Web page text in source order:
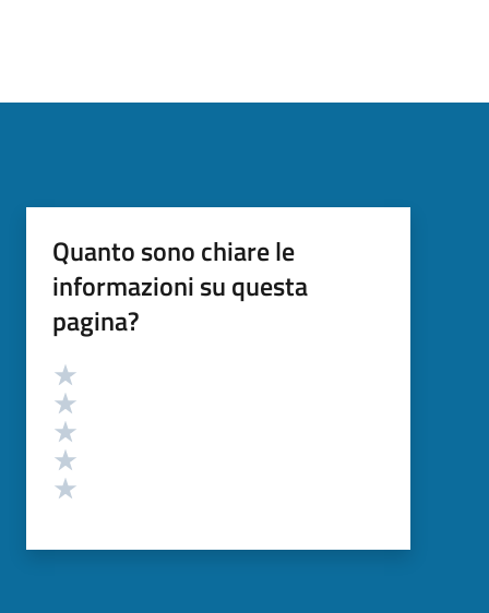
Quanto sono chiare le
informazioni su questa
pagina?
Valutazione